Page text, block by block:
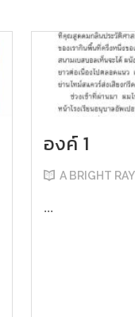
องค์ 1
A BRIGHT RAY
...